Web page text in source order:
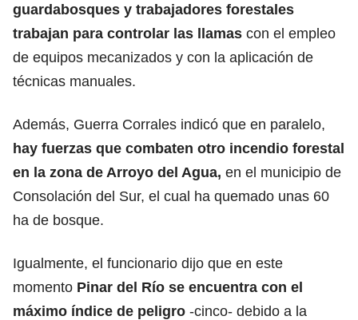
guardabosques y trabajadores forestales
trabajan para controlar las llamas con el empleo
de equipos mecanizados y con la aplicación de
técnicas manuales.
Además, Guerra Corrales indicó que en paralelo,
hay fuerzas que combaten otro incendio forestal
en la zona de Arroyo del Agua, en el municipio de
Consolación del Sur, el cual ha quemado unas 60
ha de bosque.
Igualmente, el funcionario dijo que en este
momento Pinar del Río se encuentra con el
máximo índice de peligro -cinco- debido a la